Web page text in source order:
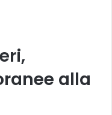
alla